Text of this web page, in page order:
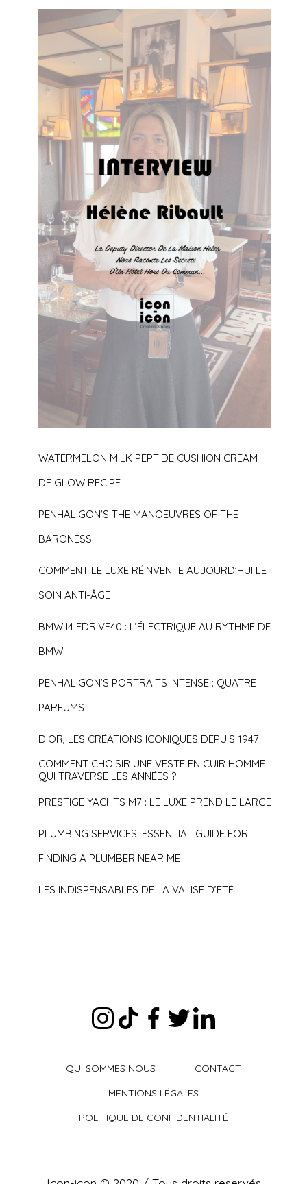
WATERMELON MILK PEPTIDE CUSHION CREAM
DE GLOW RECIPE
PENHALIGON’S THE MANOEUVRES OF THE
BARONESS
COMMENT LE LUXE RÉINVENTE AUJOURD’HUI LE
SOIN ANTI-ÂGE
BMW I4 EDRIVE40 : L’ÉLECTRIQUE AU RYTHME DE
BMW
PENHALIGON’S PORTRAITS INTENSE : QUATRE
PARFUMS
DIOR, LES CRÉATIONS ICONIQUES DEPUIS 1947
COMMENT CHOISIR UNE VESTE EN CUIR HOMME
QUI TRAVERSE LES ANNÉES ?
PRESTIGE YACHTS M7 : LE LUXE PREND LE LARGE
PLUMBING SERVICES: ESSENTIAL GUIDE FOR
FINDING A PLUMBER NEAR ME
LES INDISPENSABLES DE LA VALISE D’ETÉ
QUI SOMMES NOUS
CONTACT
MENTIONS LÉGALES
POLITIQUE DE CONFIDENTIALITÉ